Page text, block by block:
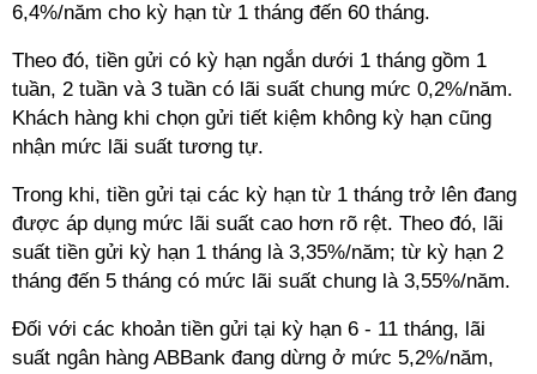
6,4%/năm cho kỳ hạn từ 1 tháng đến 60 tháng.
Theo đó, tiền gửi có kỳ hạn ngắn dưới 1 tháng gồm 1
tuần, 2 tuần và 3 tuần có lãi suất chung mức 0,2%/năm.
Khách hàng khi chọn gửi tiết kiệm không kỳ hạn cũng
nhận mức lãi suất tương tự.
Trong khi, tiền gửi tại các kỳ hạn từ 1 tháng trở lên đang
được áp dụng mức lãi suất cao hơn rõ rệt. Theo đó, lãi
suất tiền gửi kỳ hạn 1 tháng là 3,35%/năm; từ kỳ hạn 2
tháng đến 5 tháng có mức lãi suất chung là 3,55%/năm.
Đối với các khoản tiền gửi tại kỳ hạn 6 - 11 tháng, lãi
suất ngân hàng ABBank đang dừng ở mức 5,2%/năm,